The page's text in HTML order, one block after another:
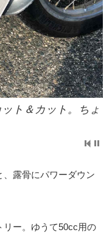
ト＆カット。ちょ
、露骨にパワーダウン
リー。ゆうて50cc用の